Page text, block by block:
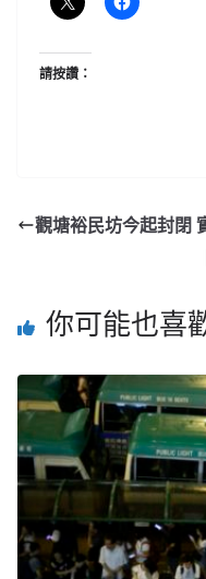
請按讚：
觀塘裕民坊今起封閉
你可能也喜